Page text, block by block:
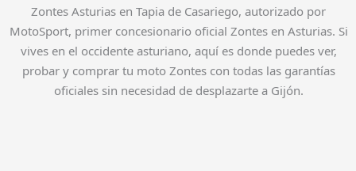
Zontes Asturias en Tapia de Casariego, autorizado por
MotoSport, primer concesionario oficial Zontes en Asturias. Si
vives en el occidente asturiano, aquí es donde puedes ver,
probar y comprar tu moto Zontes con todas las garantías
oficiales sin necesidad de desplazarte a Gijón.